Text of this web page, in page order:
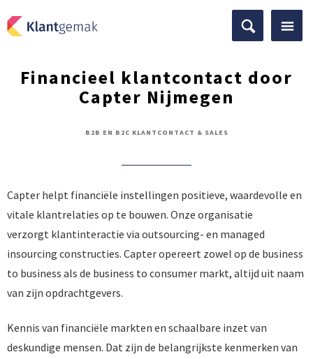
Financieel klantcontact door
Capter Nijmegen
B2B EN B2C KLANTCONTACT & SALES
Capter helpt financiële instellingen positieve, waardevolle en
vitale klantrelaties op te bouwen. Onze organisatie
verzorgt klantinteractie via outsourcing- en managed
insourcing constructies. Capter opereert zowel op de business
to business als de business to consumer markt, altijd uit naam
van zijn opdrachtgevers.
Kennis van financiële markten en schaalbare inzet van
deskundige mensen. Dat zijn de belangrijkste kenmerken van